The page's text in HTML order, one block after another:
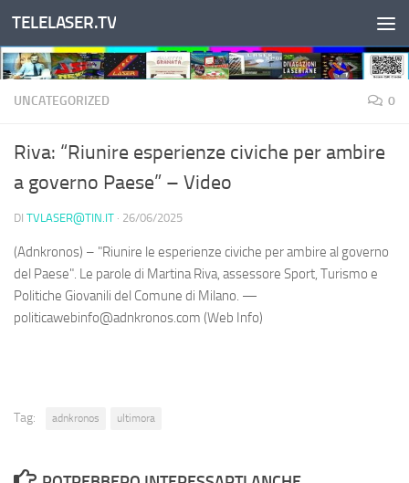
Salta al contenuto
TELELASER.TV
UNCATEGORIZED 0
Riva: “Riunire esperienze civiche per ambire
a governo Paese” – Video
DI TVLASER@TIN.IT · 26/06/2025
(Adnkronos) – "Riunire le esperienze civiche per ambire al governo
del Paese". Le parole di Martina Riva, assessore Sport, Turismo e
Politiche Giovanili del Comune di Milano. —
politicawebinfo@adnkronos.com (Web Info)
Tag: adnkronos ultimora